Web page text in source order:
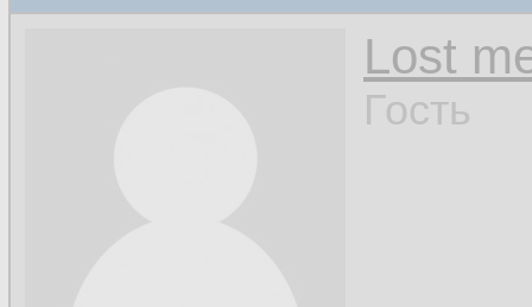
Lost
Гость